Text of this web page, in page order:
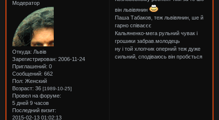
Модератор
Откуда: Львів
Зарегистрирован: 2006-11-24
Приглашений: 0
Сообщений: 662
Пол: Женский
Возраст: 36[1989-10-25]
Провел на форуме:
5 дней 9 часов
Последний визит:
2015-02-13 01:02:13
він львівянин
Паша Табаков, теж львівянин, ше й
гарно співаєєє
Кальяненко-мега рульний чувак і
грошики забрав.молодець
ну і той хлопчик оперний теж дуже
сильний, сподіваюсь він пробється